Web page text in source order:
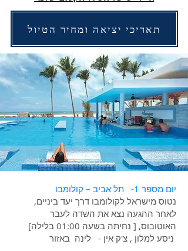
תאריכי יציאה ומחיר הטיול
יום מספר 1- תל אביב – קולומבו
נטוס מישראל לקולומבו דרך יעד ביניים,
לאחר ההגעה נצא את השדה לעבר
האוטובוס, [ נחיתה בשעה 01:00 בלילה]
ניסע למלון , צ'ק אין - לינה באזור